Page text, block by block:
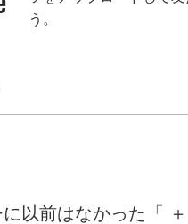
う。
以前はなかった「